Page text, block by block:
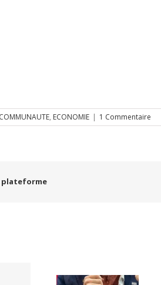
COMMUNAUTE, ECONOMIE | 1 Commentaire
plateforme